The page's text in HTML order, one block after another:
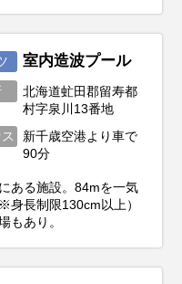
室内造波プール
北海道虻田郡留寿都
村字泉川13番地
新千歳空港より車で
90分
ある施設。84mを一気
長制限130cm以上）
もあり。